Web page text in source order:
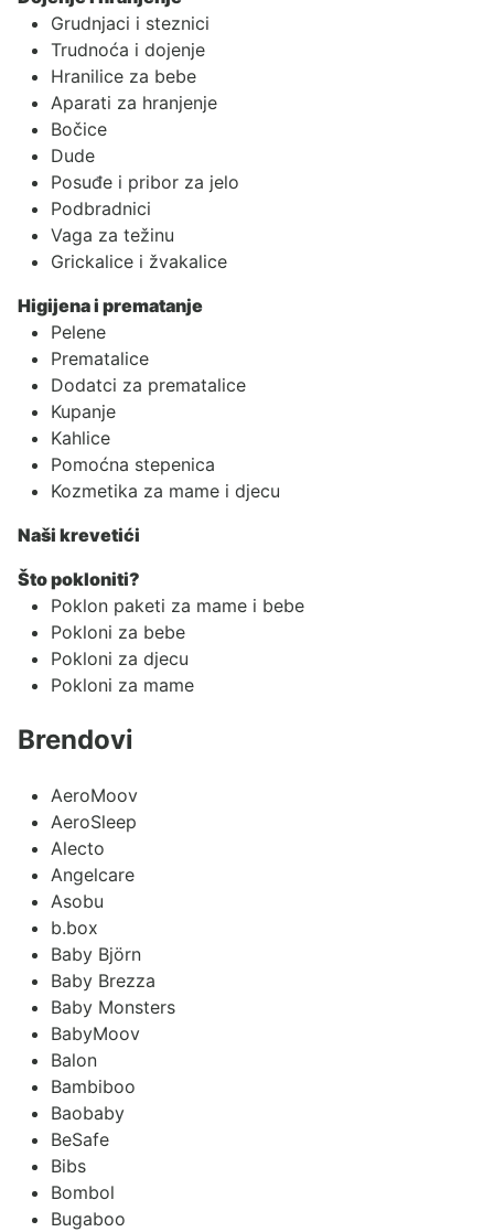
Grudnjaci i steznici
Trudnoća i dojenje
Hranilice za bebe
Aparati za hranjenje
Bočice
Dude
Posuđe i pribor za jelo
Podbradnici
Vaga za težinu
Grickalice i žvakalice
Higijena i prematanje
Pelene
Prematalice
Dodatci za prematalice
Kupanje
Kahlice
Pomoćna stepenica
Kozmetika za mame i djecu
Naši krevetići
Što pokloniti?
Poklon paketi za mame i bebe
Pokloni za bebe
Pokloni za djecu
Pokloni za mame
Brendovi
AeroMoov
AeroSleep
Alecto
Angelcare
Asobu
b.box
Baby Björn
Baby Brezza
Baby Monsters
BabyMoov
Balon
Bambiboo
Baobaby
BeSafe
Bibs
Bombol
Bugaboo